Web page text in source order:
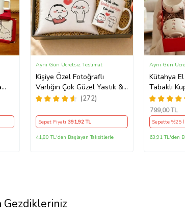
Kişiye Özel Fotoğraflı
Varlığın Çok Güzel Yastık &
Kupa Kutulu Hediye Seti
(272)
Aynı Gün Ücretsiz Teslimat
Sepet Fiyatı 391,92 TL
41,80 TL'den Başlayan Taksitlerle
Kütahya El
Tabaklı
Kiraz
Aynı Gün
799,00 TL
Sepette %25
63,91 TL'den
Gezdikleriniz